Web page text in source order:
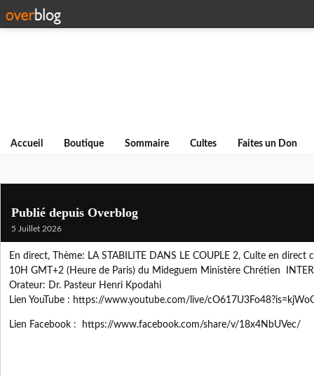
Accueil Boutique Sommaire Cultes Faites un Don
Publié depuis Overblog
5 Juillet 2026
En direct, Thème: LA STABILITE DANS LE COUPLE 2, Culte en
10H GMT+2 (Heure de Paris) du Mideguem Ministère Chrétien
Orateur: Dr. Pasteur Henri Kpodahi
Lien YouTube : https://www.youtube.com/live/
Lien Facebook : https://www.facebook.com/share/v/18x4NbUVec/